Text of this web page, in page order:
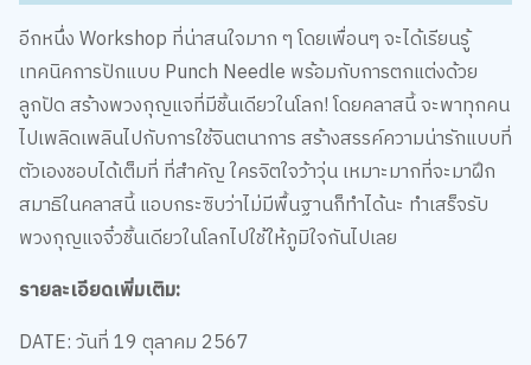
อีกหนึ่ง Workshop ที่น่าสนใจมาก ๆ โดยเพื่อนๆ จะได้เรียนรู้
เทคนิคการปักแบบ Punch Needle พร้อมกับการตกแต่งด้วย
ลูกปัด สร้างพวงกุญแจที่มีชิ้นเดียวในโลก! โดยคลาสนี้ จะพาทุกคน
ไปเพลิดเพลินไปกับการใช้จินตนาการ สร้างสรรค์ความน่ารักแบบที่
ตัวเองชอบได้เต็มที่ ที่สำคัญ ใครจิตใจว้าวุ่น เหมาะมากที่จะมาฝึก
สมาธิในคลาสนี้ แอบกระซิบว่าไม่มีพื้นฐานก็ทำได้นะ ทำเสร็จรับ
พวงกุญแจจิ๋วชิ้นเดียวในโลกไปใช้ให้ภูมิใจกันไปเลย
รายละเอียดเพิ่มเติม:
DATE: วันที่ 19 ตุลาคม 2567